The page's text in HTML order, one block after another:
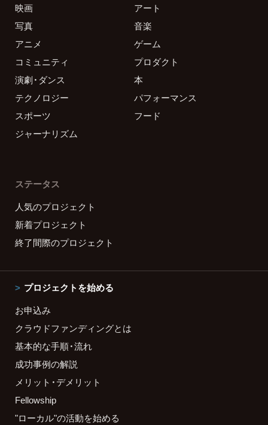
映画
アート
写真
音楽
アニメ
ゲーム
コミュニティ
プロダクト
演劇・ダンス
本
テクノロジー
パフォーマンス
スポーツ
フード
ジャーナリズム
ステータス
人気のプロジェクト
新着プロジェクト
終了間際のプロジェクト
プロジェクトを始める
お申込み
クラウドファンディングとは
基本的な手順・流れ
成功事例の解説
メリット・デメリット
Fellowship
"ローカル"の活動を始める